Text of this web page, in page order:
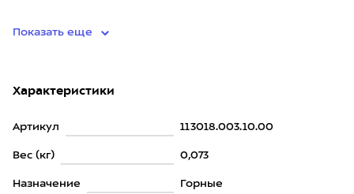
Показать еще
Характеристики
Артикул 113018.003.10.00
Вес (кг) 0,073
Назначение Горные